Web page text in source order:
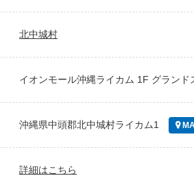
北中城村
イオンモール沖縄ライカム 1F グランド
沖縄県中頭郡北中城村ライカム1
詳細はこちら